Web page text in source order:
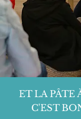
ET LA PÂTE
C'EST